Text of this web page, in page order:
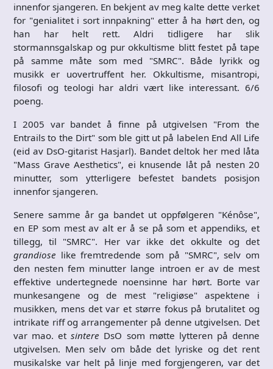
innenfor sjangeren. En bekjent av meg kalte dette verket
for "genialitet i sort innpakning" etter å ha hørt den, og
han har helt rett. Aldri tidligere har slik
stormannsgalskap og pur okkultisme blitt festet på tape
på samme måte som med "SMRC". Både lyrikk og
musikk er uovertruffent her. Okkultisme, misantropi,
filosofi og teologi har aldri vært like interessant. 6/6
poeng.
I 2005 var bandet å finne på utgivelsen "From the
Entrails to the Dirt" som ble gitt ut på labelen End All Life
(eid av DsO-gitarist Hasjarl). Bandet deltok her med låta
"Mass Grave Aesthetics", ei knusende låt på nesten 20
minutter, som ytterligere befestet bandets posisjon
innenfor sjangeren.
Senere samme år ga bandet ut oppfølgeren "Kénôse",
en EP som mest av alt er å se på som et appendiks, et
tillegg, til "SMRC". Her var ikke det okkulte og det
grandiose like fremtredende som på "SMRC", selv om
den nesten fem minutter lange introen er av de mest
effektive undertegnede noensinne har hørt. Borte var
munkesangene og de mest "religiøse" aspektene i
musikken, mens det var et større fokus på brutalitet og
intrikate riff og arrangementer på denne utgivelsen. Det
var mao. etsintere DsO som møtte lytteren på denne
utgivelsen. Men selv om både det lyriske og det rent
musikalske var helt på linje med forgjengeren, var det